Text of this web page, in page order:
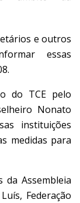
e outros
essas
do TCE pelo
Nonato
instituições
medidas para
da Assembleia
Federação